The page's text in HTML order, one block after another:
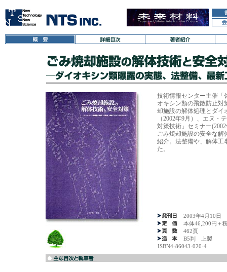
技術情報センター主催「
オキシン類の飛散防止対
却施設の解体処理とダイ
（2002年9月）、エヌ・
対策技術」セミナー
ごみ焼却施設の安全な解
紹介。法整備や、解体工
た。
2003年4月10日
本体46,200円＋
462頁
B5判 上製
ISBN4-86043-020-4